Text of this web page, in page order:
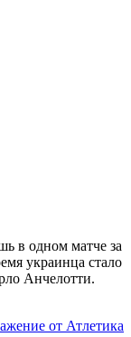
в одном матче за
украинца стало
Анчелотти.
от Атлетика